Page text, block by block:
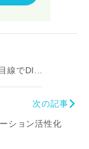
線でDI...
次の記事
ション活性化